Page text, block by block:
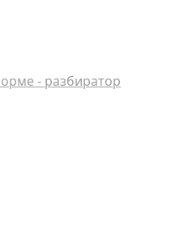
- разбиратор